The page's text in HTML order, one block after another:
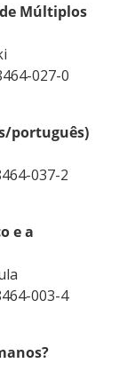
Múltiplos
027-0
português)
037-2
e a
003-4